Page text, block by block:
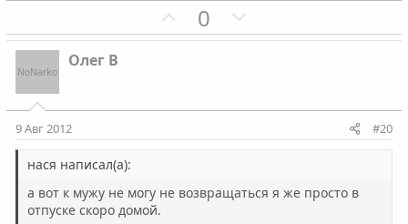
П
о
т
ы
0
е
т
ы
Олег В
9 Авг 2012 #20
нася написал(а):
а вот к мужу не могу не возвращаться я же просто в
отпуске скоро домой.